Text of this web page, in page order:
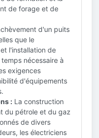
de forage et de
d'un puits
que le
l'installation de
nécessaire à
exigences
d'équipements
: La construction
du pétrole et du gaz
de divers
les électriciens